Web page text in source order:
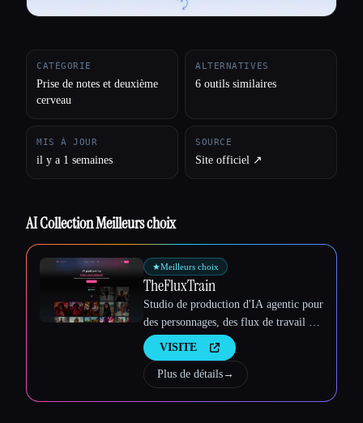
Esc
CATÉGORIE
Prise de notes et deuxième
cerveau
ALTERNATIVES
6 outils similaires
MIS À JOUR
il y a 1 semaines
SOURCE
Site officiel ↗︎
AI Collection Meilleurs choix
★Meilleurs choix
TheFluxTrain
Studio de production d'IA agentic pour
des personnages, des flux de travail et
des vidéos cohérents
VISITE
Plus de détails→